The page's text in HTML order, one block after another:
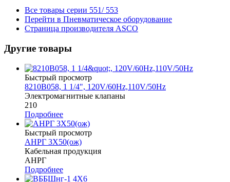
Все товары серии 551/ 553
Перейти в Пневматическое оборудование
Страница производителя ASCO
Другие товары
Быстрый просмотр
8210B058, 1 1/4", 120V/60Hz,110V/50Hz
Электромагнитные клапаны
210
Подробнее
Быстрый просмотр
АНРГ 3Х50(ож)
Кабельная продукция
АНРГ
Подробнее